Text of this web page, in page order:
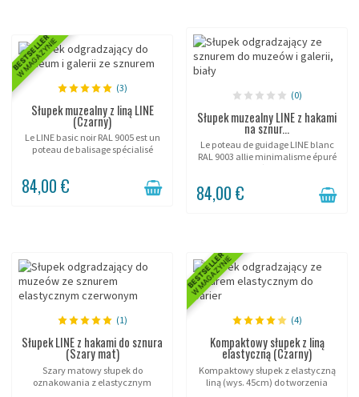
BESTSELLER
W MAGAZYNIE
(3)
Słupek muzealny z liną LINE
(Czarny)
Le LINE basic noir RAL 9005 est un
poteau de balisage spécialisé
dans la gestion d'accès aux
et sa corde 6mm, il offre une
84,00 €
(0)
Słupek muzealny LINE z hakami
na sznur...
Le poteau de guidage LINE blanc
RAL 9003 allie minimalisme épuré
et fonctionnalité d'accueil . Conçu
galeries, ce système d'orientation
84,00 €
(1)
Słupek LINE z hakami do sznura
(Szary mat)
Szary matowy słupek do
oznakowania z elastycznym
BESTSELLER
W MAGAZYNIE
(4)
Kompaktowy słupek z liną
elastyczną (Czarny)
Kompaktowy słupek z elastyczną
liną (wys. 45cm) do tworzenia